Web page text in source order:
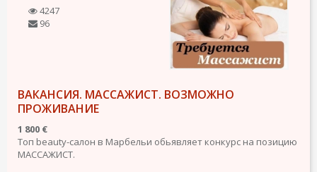
4247
96
ВАКАНСИЯ. МАССАЖИСТ. ВОЗМОЖНО
ПРОЖИВАНИЕ
1 800 €
Топ beauty-салон в Марбельи обьявляет конкурс на позицию
МАССАЖИСТ.